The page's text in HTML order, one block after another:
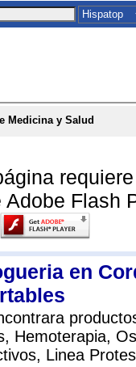
Medicina y Salud
Adobe Flash
en
Hemoterapia,
Linea